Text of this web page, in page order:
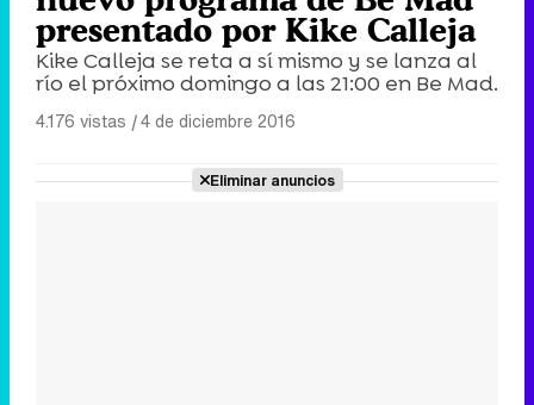
presentado por Kike Calleja
Kike Calleja se reta a sí mismo y se lanza al
río el próximo domingo a las 21:00 en Be Mad.
4.176 vistas |4 de diciembre 2016
Eliminar anuncios